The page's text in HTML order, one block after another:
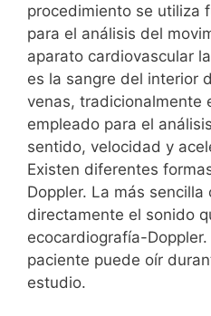
procedimiento se utiliza
para el análisis del
aparato cardiovascular
es la sangre del interior
venas, tradicionalmente
empleado para el
sentido, velocidad y
Existen diferentes
Doppler. La más
directamente el sonido
ecocardiografía-
paciente puede oír
estudio.